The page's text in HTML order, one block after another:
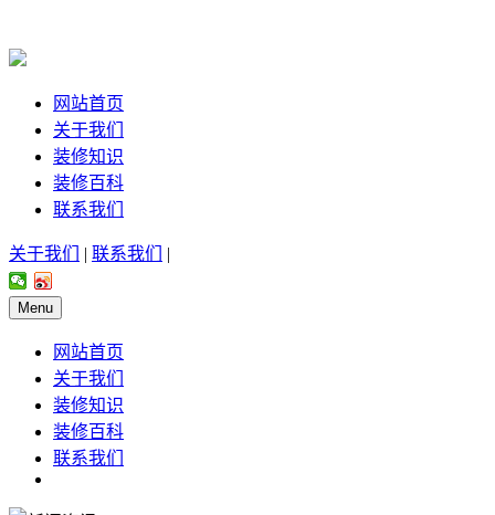
网站首页
关于我们
装修知识
装修百科
联系我们
关于我们 | 联系我们 |
Menu
网站首页
关于我们
装修知识
装修百科
联系我们